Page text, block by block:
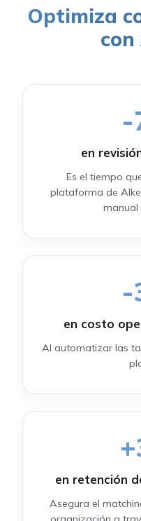
Optimiza
con
-
en
Es el tiempo
plataforma de
manual
-
en costo
Al automatizar las
+
en retención
Asegura el